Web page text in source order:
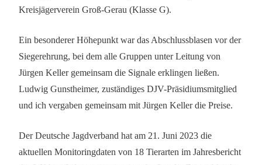
Kreisjägerverein Groß-Gerau (Klasse G).
Ein besonderer Höhepunkt war das Abschlussblasen vor der
Siegerehrung, bei dem alle Gruppen unter Leitung von
Jürgen Keller gemeinsam die Signale erklingen ließen.
Ludwig Gunstheimer, zuständiges DJV-Präsidiumsmitglied
und ich vergaben gemeinsam mit Jürgen Keller die Preise.
Der Deutsche Jagdverband hat am 21. Juni 2023 die
aktuellen Monitoringdaten von 18 Tierarten im Jahresbericht